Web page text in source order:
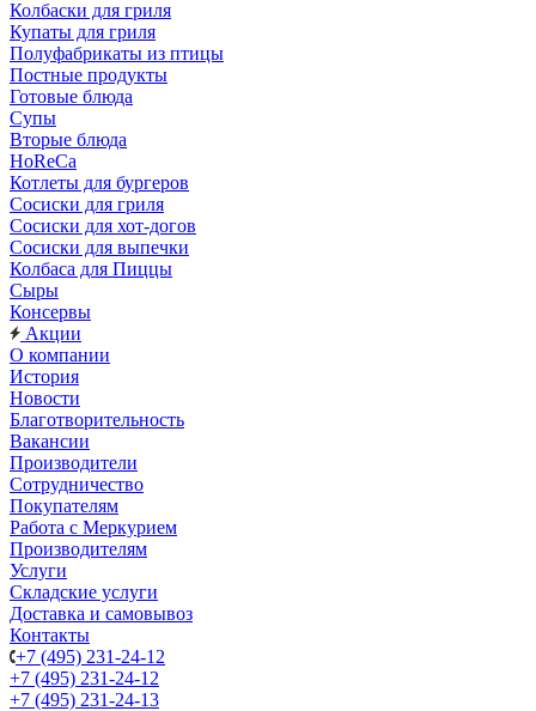
Колбаски для гриля
Купаты для гриля
Полуфабрикаты из птицы
Постные продукты
Готовые блюда
Супы
Вторые блюда
HoReCa
Котлеты для бургеров
Сосиски для гриля
Сосиски для хот-догов
Сосиски для выпечки
Колбаса для Пиццы
Сыры
Консервы
Акции
О компании
История
Новости
Благотворительность
Вакансии
Производители
Сотрудничество
Покупателям
Работа с Меркурием
Производителям
Услуги
Складские услуги
Доставка и самовывоз
Контакты
+7 (495) 231-24-12
+7 (495) 231-24-12
+7 (495) 231-24-13